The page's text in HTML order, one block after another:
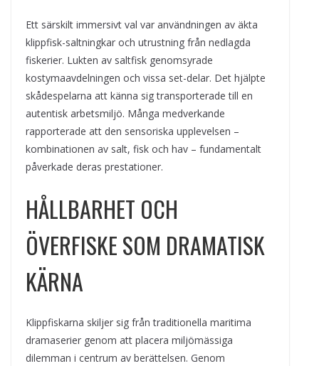
Ett särskilt immersivt val var användningen av äkta
klippfisk-saltningkar och utrustning från nedlagda
fiskerier. Lukten av saltfisk genomsyrade
kostymaavdelningen och vissa set-delar. Det hjälpte
skådespelarna att känna sig transporterade till en
autentisk arbetsmiljö. Många medverkande
rapporterade att den sensoriska upplevelsen –
kombinationen av salt, fisk och hav – fundamentalt
påverkade deras prestationer.
HÅLLBARHET OCH
ÖVERFISKE SOM DRAMATISK
KÄRNA
Klippfiskarna skiljer sig från traditionella maritima
dramaserier genom att placera miljömässiga
dilemman i centrum av berättelsen. Genom